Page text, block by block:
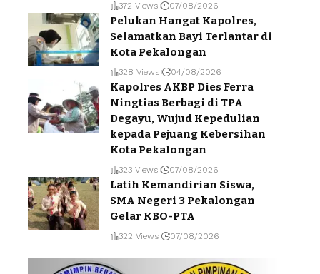
372 Views 07/08/2026
Pelukan Hangat Kapolres,
Selamatkan Bayi Terlantar di
Kota Pekalongan
328 Views 04/08/2026
Kapolres AKBP Dies Ferra
Ningtias Berbagi di TPA
Degayu, Wujud Kepedulian
kepada Pejuang Kebersihan
Kota Pekalongan
323 Views 07/08/2026
Latih Kemandirian Siswa,
SMA Negeri 3 Pekalongan
Gelar KBO-PTA
322 Views 07/08/2026